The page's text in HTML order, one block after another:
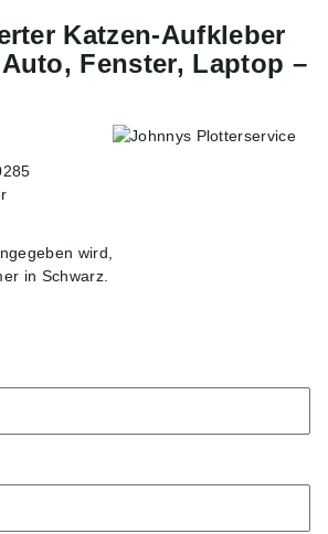
Katzen-Aufkleber
Fenster, Laptop –
wird,
in Schwarz.